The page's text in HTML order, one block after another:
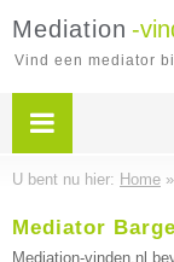
Mediation -
Vind een mediator
U bent nu hier: Home »
Mediator
Mediation-vinden.nl